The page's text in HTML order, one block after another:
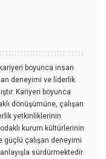
boyunca insan
deneyimi ve liderlik
Kariyeri boyunca
dönüşümüne, çalışan
yetkinliklerinin
kurum kültürlerinin
güçlü çalışan deneyimi
sürdürmektedir.